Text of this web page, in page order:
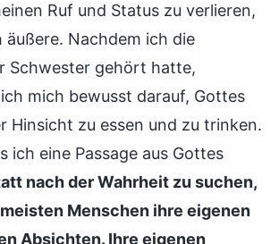
Ruf und Status zu verlieren,
Nachdem ich die
Schwester gehört hatte,
mich bewusst darauf, Gottes
Hinsicht zu essen und zu trinken.
ich eine Passage aus Gottes
nach der Wahrheit zu suchen,
Menschen ihre eigenen
Absichten. Ihre eigenen